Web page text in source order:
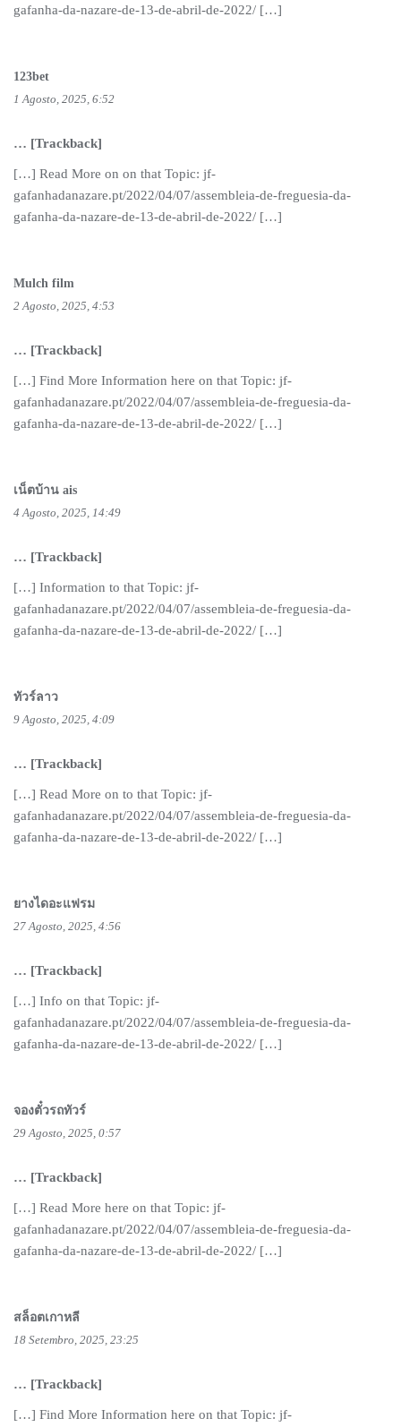
gafanha-da-nazare-de-13-de-abril-de-2022/ […]
123bet
1 Agosto, 2025, 6:52
… [Trackback]
[…] Read More on on that Topic: jf-
gafanhadanazare.pt/2022/04/07/assembleia-de-freguesia-da-
gafanha-da-nazare-de-13-de-abril-de-2022/ […]
Mulch film
2 Agosto, 2025, 4:53
… [Trackback]
[…] Find More Information here on that Topic: jf-
gafanhadanazare.pt/2022/04/07/assembleia-de-freguesia-da-
gafanha-da-nazare-de-13-de-abril-de-2022/ […]
เน็ตบ้าน ais
4 Agosto, 2025, 14:49
… [Trackback]
[…] Information to that Topic: jf-
gafanhadanazare.pt/2022/04/07/assembleia-de-freguesia-da-
gafanha-da-nazare-de-13-de-abril-de-2022/ […]
ทัวร์ลาว
9 Agosto, 2025, 4:09
… [Trackback]
[…] Read More on to that Topic: jf-
gafanhadanazare.pt/2022/04/07/assembleia-de-freguesia-da-
gafanha-da-nazare-de-13-de-abril-de-2022/ […]
ยางไดอะแฟรม
27 Agosto, 2025, 4:56
… [Trackback]
[…] Info on that Topic: jf-
gafanhadanazare.pt/2022/04/07/assembleia-de-freguesia-da-
gafanha-da-nazare-de-13-de-abril-de-2022/ […]
จองตั๋วรถทัวร์
29 Agosto, 2025, 0:57
… [Trackback]
[…] Read More here on that Topic: jf-
gafanhadanazare.pt/2022/04/07/assembleia-de-freguesia-da-
gafanha-da-nazare-de-13-de-abril-de-2022/ […]
สล็อตเกาหลี
18 Setembro, 2025, 23:25
… [Trackback]
[…] Find More Information here on that Topic: jf-